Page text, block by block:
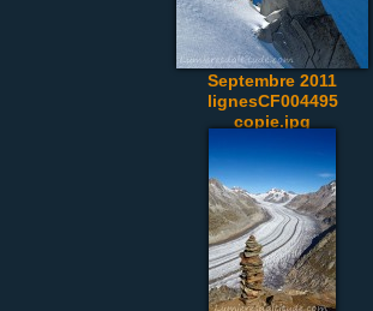
Septembre 2011
lignesCF004495
copie.jpg